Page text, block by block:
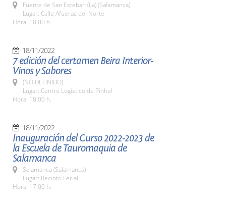
Fuente de San Esteban (La) (Salamanca)
Lugar: Calle Afueras del Norte
Hora: 18:00 h.
18/11/2022
7 edición del certamen Beira Interior-
Vinos y Sabores
(NO DEFINIDO)
Lugar: Centro Logístico de Pinhel
Hora: 18:00 h.
18/11/2022
Inauguración del Curso 2022-2023 de
la Escuela de Tauromaquia de
Salamanca
Salamanca (Salamanca)
Lugar: Recinto Ferial
Hora: 17:00 h.